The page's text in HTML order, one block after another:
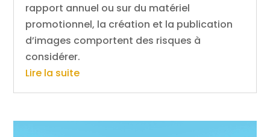
rapport annuel ou sur du matériel
promotionnel, la création et la publication
d’images comportent des risques à
considérer.
Lire la suite